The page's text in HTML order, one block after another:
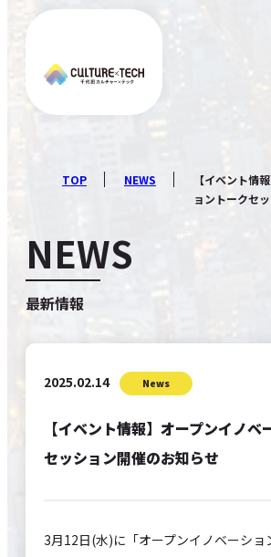
NEWS
TOP NEWS
【イベント情
ョントークセ
NEWS
最新情報
2025.02.14 News
【イベント情報】オープンイノベ
セッション開催のお知らせ
3月12日(水)に「オープンイノベーショ